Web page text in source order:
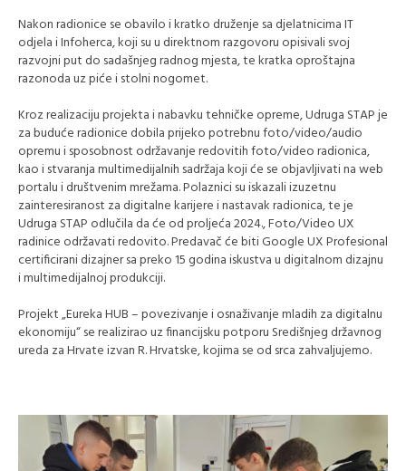
Nakon radionice se obavilo i kratko druženje sa djelatnicima IT
odjela i Infoherca, koji su u direktnom razgovoru opisivali svoj
razvojni put do sadašnjeg radnog mjesta, te kratka oproštajna
razonoda uz piće i stolni nogomet.
Kroz realizaciju projekta i nabavku tehničke opreme, Udruga STAP je
za buduće radionice dobila prijeko potrebnu foto/video/audio
opremu i sposobnost održavanje redovitih foto/video radionica,
kao i stvaranja multimedijalnih sadržaja koji će se objavljivati na web
portalu i društvenim mrežama. Polaznici su iskazali izuzetnu
zainteresiranost za digitalne karijere i nastavak radionica, te je
Udruga STAP odlučila da će od proljeća 2024., Foto/Video UX
radinice održavati redovito. Predavač će biti Google UX Profesional
certificirani dizajner sa preko 15 godina iskustva u digitalnom dizajnu
i multimedijalnoj produkciji.
Projekt „Eureka HUB – povezivanje i osnaživanje mladih za digitalnu
ekonomiju“ se realizirao uz financijsku potporu Središnjeg državnog
ureda za Hrvate izvan R. Hrvatske, kojima se od srca zahvaljujemo.